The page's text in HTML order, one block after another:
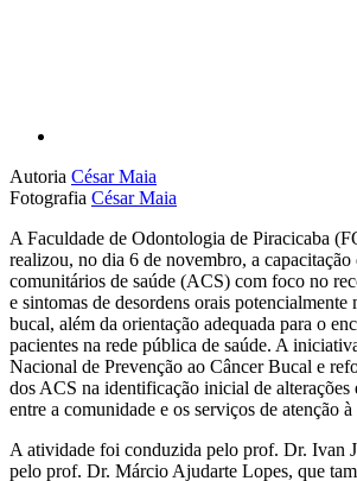
Autoria César Maia
Fotografia César Maia
A Faculdade de Odontologia de Piracicaba
realizou, no dia 6 de novembro, a capacitação
comunitários de saúde (ACS) com foco no
e sintomas de desordens orais potencialmente
bucal, além da orientação adequada para o
pacientes na rede pública de saúde. A
Nacional de Prevenção ao Câncer Bucal e
dos ACS na identificação inicial de alterações
entre a comunidade e os serviços de atenção à
A atividade foi conduzida pelo prof. Dr. Ivan
pelo prof. Dr. Márcio Ajudarte Lopes, que